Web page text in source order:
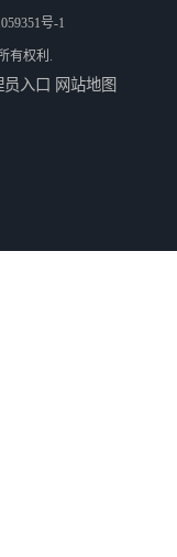
号-1
有权利.
员入口 网站地图